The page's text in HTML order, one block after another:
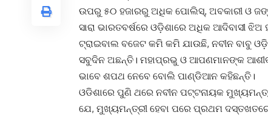
ଉପରୁ ୫୦ ହଜାରରୁ ଅଧିକ ପୋଲିସ୍‍, ଅବକାରୀ ଓ
ସାରା ଭାରତବର୍ଷରେ ଓଡ଼ିଶାରେ ଅଧିକ ଆଦିବାସୀ
ଟ୍ରାଇବାଲ ବଜେଟ କମି କମି ଯାଉଛି, ନବୀନ ବାବୁ
ସବୁଦିନ ଅଛନ୍ତି। ମହାପ୍ରଭୁ ଓ ଆପଣମାନଙ୍କ
ଭାବେ ଶପଥ ନେବେ ବୋଲି ପାଣ୍ଡିଆନ କହିଛନ୍ତି।
ଓଡିଶାରେ ପୁଣି ଥରେ ନବୀନ ପଟ୍ଟନାୟକ
ଯେ, ମୁଖ୍ୟମନ୍ତ୍ରୀ ହେବା ପରେ ପ୍ରଥମ